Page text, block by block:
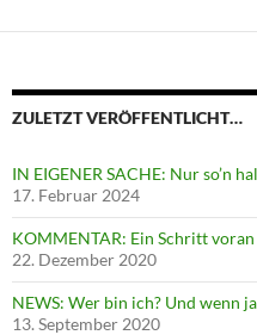
ZULETZT VERÖFFENTLICHT…
IN EIGENER SACHE: Nur so’n
17. Februar 2024
KOMMENTAR: Ein Schritt
22. Dezember 2020
NEWS: Wer bin ich? Und wenn
13. September 2020